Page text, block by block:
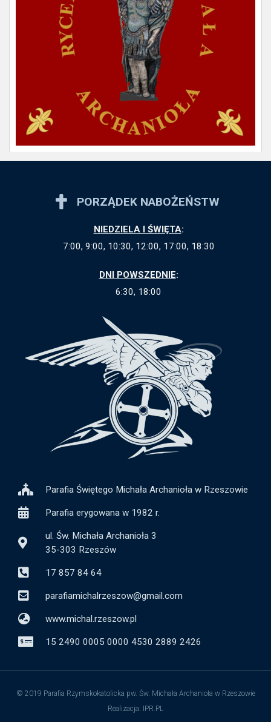
Parafia Świętego Michała Archanioła w Rzeszowie
Parafia erygowana w 1982 r.
ul. Św. Michała Archanioła 3
35-303 Rzeszów
17 857 84 64
parafiamichalrzeszow@gmail.com
www.michal.rzeszow.pl
15 2490 0005 0000 4530 2889 2426
PORZĄDEK NABOŻEŃSTW
NIEDZIELA I ŚWIĘTA:
7:00, 9:00, 10:30, 12:00, 17:00, 18:30
DNI POWSZEDNIE:
6:30, 18:00
© 2019 Parafia Rzymskokatolicka pw. Św. Michała Archanioła w Rzeszowie
Realizacja: IPR.PL